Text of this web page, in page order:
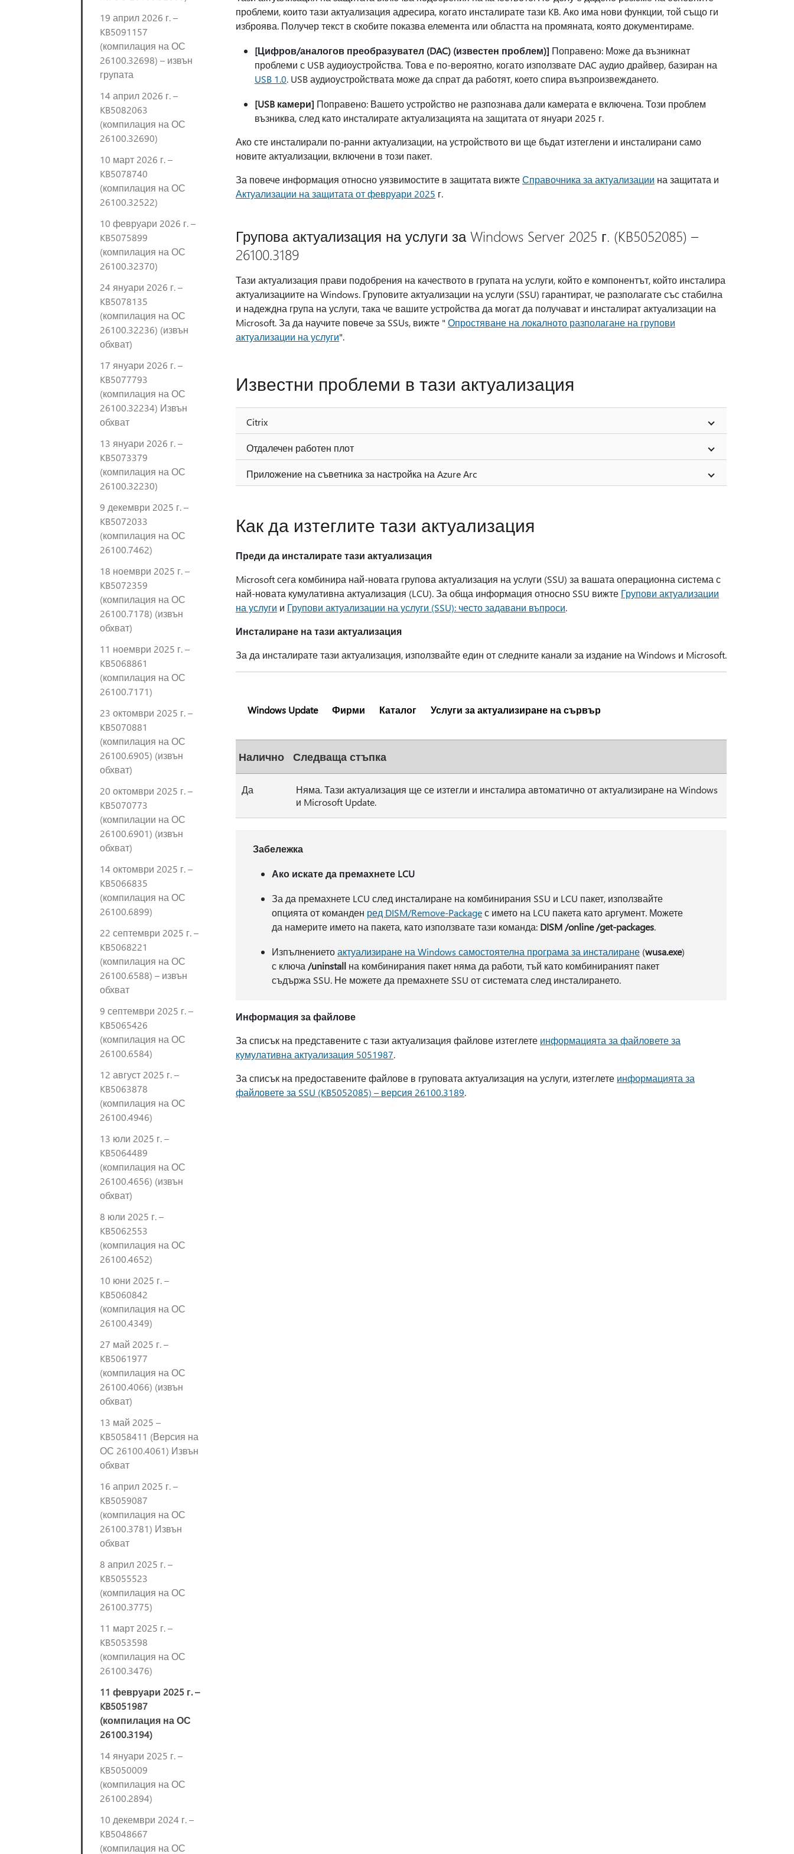
19 април 2026 г. –
KB5091157
(компилация на ОС
26100.32698) – извън
групата
14 април 2026 г. –
KB5082063
(компилация на ОС
26100.32690)
10 март 2026 г. –
KB5078740
(компилация на ОС
26100.32522)
10 февруари 2026 г. –
KB5075899
(компилация на ОС
26100.32370)
24 януари 2026 г. –
KB5078135
(компилация на ОС
26100.32236) (извън
обхват)
17 януари 2026 г. –
KB5077793
(компилация на ОС
26100.32234) Извън
обхват
13 януари 2026 г. –
KB5073379
(компилация на ОС
26100.32230)
9 декември 2025 г. –
KB5072033
(компилация на ОС
26100.7462)
18 ноември 2025 г. –
KB5072359
(компилация на ОС
26100.7178) (извън
обхват)
11 ноември 2025 г. –
KB5068861
(компилация на ОС
26100.7171)
23 октомври 2025 г. –
KB5070881
(компилация на ОС
26100.6905) (извън
обхват)
20 октомври 2025 г. –
KB5070773
(компилации на ОС
26100.6901) (извън
обхват)
14 октомври 2025 г. –
KB5066835
(компилация на ОС
26100.6899)
22 септември 2025 г. –
KB5068221
(компилация на ОС
26100.6588) – извън
обхват
9 септември 2025 г. –
KB5065426
(компилация на ОС
26100.6584)
12 август 2025 г. –
KB5063878
(компилация на ОС
26100.4946)
13 юли 2025 г. –
KB5064489
(компилация на ОС
26100.4656) (извън
обхват)
8 юли 2025 г. –
KB5062553
(компилация на ОС
26100.4652)
10 юни 2025 г. –
KB5060842
(компилация на ОС
26100.4349)
27 май 2025 г. –
KB5061977
(компилация на ОС
26100.4066) (извън
обхват)
13 май 2025 –
KB5058411 (Версия на
ОС 26100.4061) Извън
обхват
16 април 2025 г. –
KB5059087
(компилация на ОС
26100.3781) Извън
обхват
8 април 2025 г. –
KB5055523
(компилация на ОС
26100.3775)
11 март 2025 г. –
KB5053598
(компилация на ОС
26100.3476)
11 февруари 2025 г. –
KB5051987
(компилация на ОС
26100.3194)
14 януари 2025 г. –
KB5050009
(компилация на ОС
26100.2894)
10 декември 2024 г. –
KB5048667
(компилация на ОС
проблеми, които тази актуализация адресира, когато инсталирате тази KB. Ако има нови функции, той също ги
изброява. Получер текст в скобите показва елемента или областта на промяната, която документираме.
[Цифров/аналогов преобразувател (DAC) (известен проблем)] Поправено: Може да възникнат
проблеми с USB аудиоустройства. Това е по-вероятно, когато използвате DAC аудио драйвер, базиран на
USB 1.0. USB аудиоустройствата може да спрат да работят, което спира възпроизвеждането.
[USB камери] Поправено: Вашето устройство не разпознава дали камерата е включена. Този проблем
възниква, след като инсталирате актуализацията на защитата от януари 2025 г.
Ако сте инсталирали по-ранни актуализации, на устройството ви ще бъдат изтеглени и инсталирани само
новите актуализации, включени в този пакет.
За повече информация относно уязвимостите в защитата вижтеСправочника за актуализации на защитата и
Актуализации на защитата от февруари 2025 г.
Групова актуализация на услуги за Windows Server 2025 г. (KB5052085) –
26100.3189
Тази актуализация прави подобрения на качеството в групата на услуги, който е компонентът, който инсталира
актуализациите на Windows. Груповите актуализации на услуги (SSU) гарантират, че разполагате със стабилна
и надеждна група на услуги, така че вашите устройства да могат да получават и инсталират актуализации на
Microsoft. За да научите повече за SSUs, вижте " Опростяване на локалното разполагане на групови
актуализации на услуги".
Известни проблеми в тази актуализация
Citrix
Отдалечен работен плот
Приложение на съветника за настройка на Azure Arc
Как да изтеглите тази актуализация
Преди да инсталирате тази актуализация
Microsoft сега комбинира най-новата групова актуализация на услуги (SSU) за вашата операционна система с
най-новата кумулативна актуализация (LCU). За обща информация относно SSU вижте Групови актуализации
на услуги и Групови актуализации на услуги (SSU): често задавани въпроси.
Инсталиране на тази актуализация
За да инсталирате тази актуализация, използвайте един от следните канали за издание на Windows и Microsoft.
Windows Update Фирми Каталог Услуги за актуализиране на сървър
Налично Следваща стъпка
Да
Няма. Тази актуализация ще се изтегли и инсталира автоматично от актуализиране на Windows
и Microsoft Update.
Забележка
Ако искате да премахнете LCU
За да премахнете LCU след инсталиране на комбинирания SSU и LCU пакет, използвайте
опцията от команден ред DISM/Remove-Packageс името на LCU пакета като аргумент. Можете
да намерите името на пакета, като използвате тази команда: DISM /online /get-packages.
Изпълнениетоактуализиране на Windows самостоятелна програма за инсталиране (wusa.exe)
с ключа /uninstall на комбинирания пакет няма да работи, тъй като комбинираният пакет
съдържа SSU. Не можете да премахнете SSU от системата след инсталирането.
Информация за файлове
За списък на представените с тази актуализация файлове изтеглете информацията за файловете за
кумулативна актуализация 5051987.
За списък на предоставените файлове в груповата актуализация на услуги, изтеглете информацията за
файловете за SSU (KB5052085) – версия 26100.3189.